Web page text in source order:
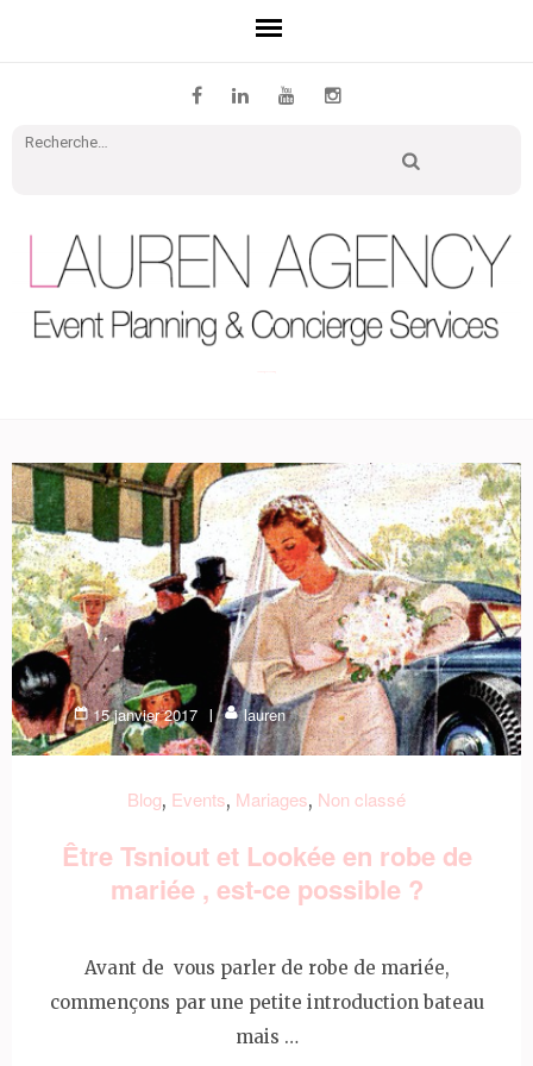
15 janvier 2017 lauren
Blog, Events, Mariages, Non classé
Être Tsniout et Lookée en robe de
mariée , est-ce possible ?
Avant de vous parler de robe de mariée,
commençons par une petite introduction bateau
mais …